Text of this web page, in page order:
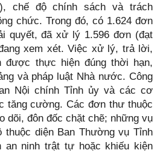
chế độ chính sách và trách
chức. Trong đó, có 1.624 đơn
quyết, đã xử lý 1.596 đơn (đạt
xem xét. Việc xử lý, trả lời,
được thực hiện đúng thời hạn,
và pháp luật Nhà nước. Công
Nội chính Tỉnh ủy và các cơ
tăng cường. Các đơn thư thuộc
dõi, đôn đốc chặt chẽ; những vụ
thuộc diện Ban Thường vụ Tỉnh
an ninh trật tự hoặc khiếu kiện